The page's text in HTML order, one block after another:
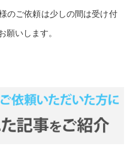
のご依頼は少しの間は受け付
願いします。